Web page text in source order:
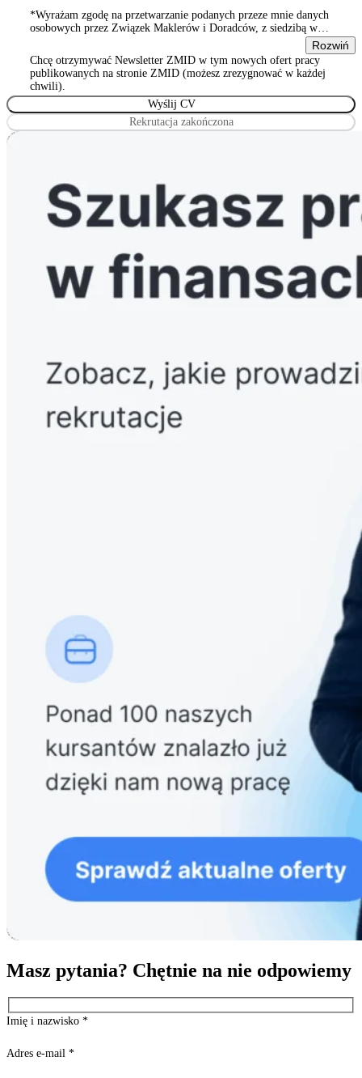
*Wyrażam zgodę na przetwarzanie podanych przeze mnie danych
osobowych przez Związek Maklerów i Doradców, z siedzibą w
stowarzyszeń, innych organizacji społecznych i zawodowych,
Wyrażam zgodę na przetwarzanie podanych przeze mnie danych
osobowych przez Związek Maklerów i Doradców, z siedzibą w
Warszawie 00-815, ul. Sienna 93/2, wpisanym do rejestru
stowarzyszeń, innych organizacji społecznych i zawodowych
Rozwiń
Chcę otrzymywać Newsletter ZMID w tym nowych ofert pracy
publikowanych na stronie ZMID (możesz zrezygnować w każdej
chwili).
Rekrutacja zakończona
Masz pytania? Chętnie na nie odpowiemy
Imię i nazwisko *
Adres e-mail *